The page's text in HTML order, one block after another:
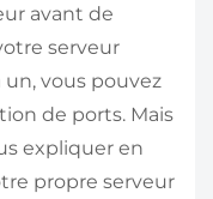
avant de
serveur
un, vous pouvez
de ports. Mais
expliquer en
propre serveur